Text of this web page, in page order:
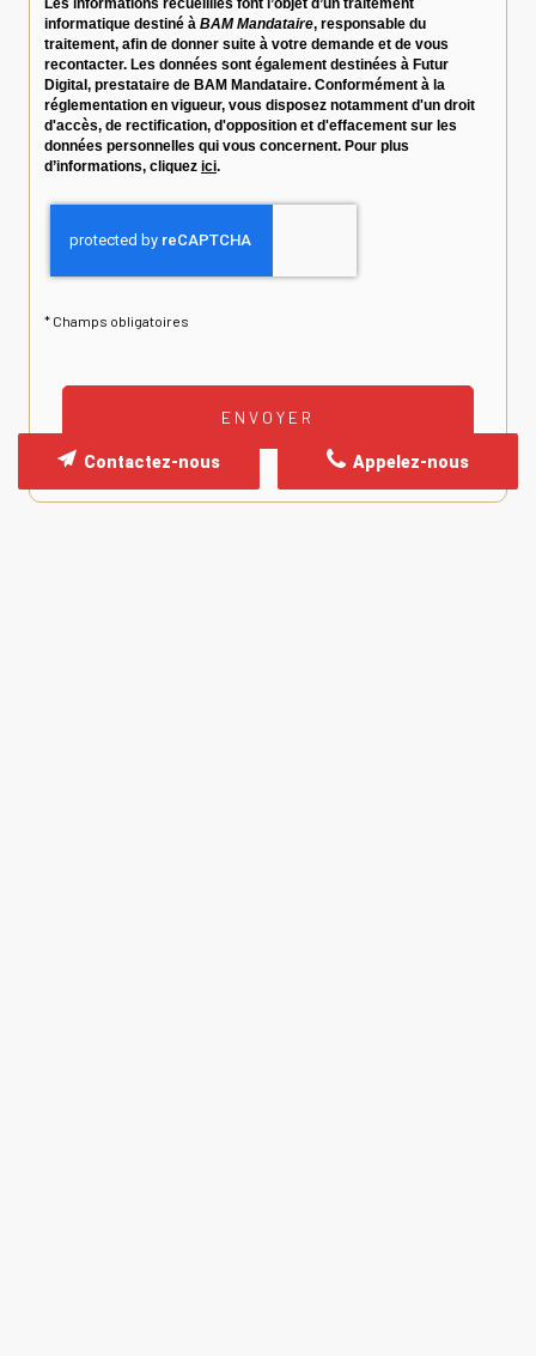
Les informations recueillies font l’objet d’un traitement
informatique destiné àBAM Mandataire, responsable du
traitement, afin de donner suite à votre demande et de vous
recontacter. Les données sont également destinées à Futur
Digital, prestataire de BAM Mandataire. Conformément à la
réglementation en vigueur, vous disposez notamment d'un droit
d'accès, de rectification, d'opposition et d'effacement sur les
données personnelles qui vous concernent. Pour plus
d’informations, cliquez ici.
* Champs obligatoires
Appelez-nous
Contactez-nous